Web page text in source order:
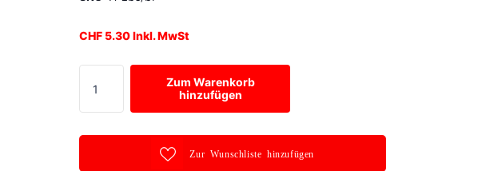
CHF 5.30 Inkl. MwSt
Zum Warenkorb
hinzufügen
Zur Wunschliste hinzufügen